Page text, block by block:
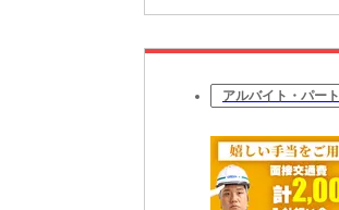
アルバイト・パート